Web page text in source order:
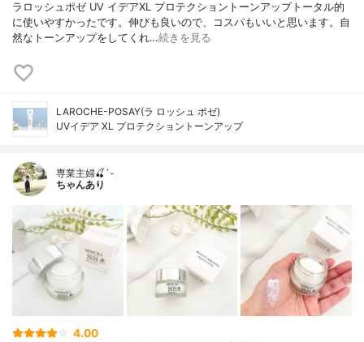
ラロッシュポゼ UV イデアXL プロテクショントーンアップトータル的
に使いやすかったです。伸びも良いので、コスパもいいと思います。自
然なトーンアップをしてくれ…続きを見る
LAROCHE-POSAY(ラ ロッシュ ポゼ)
UVイデア XL プロテクショントーンアップ
専業主婦🍒´-
ちゃんあり
4.00